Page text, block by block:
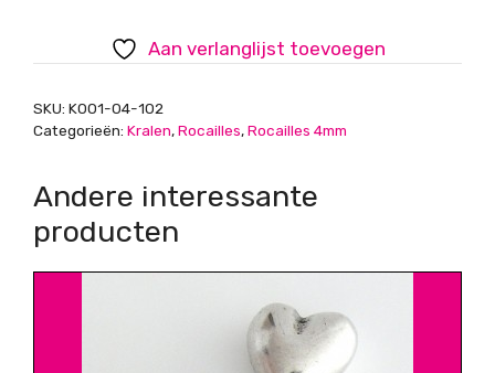
mix,
4mm
Aan verlanglijst toevoegen
SKU: K001-04-102
Categorieën: Kralen,Rocailles,Rocailles 4mm
Andere interessante
producten